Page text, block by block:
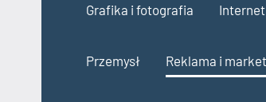
Grafika i fotografia Internet
Przemysł Reklama i